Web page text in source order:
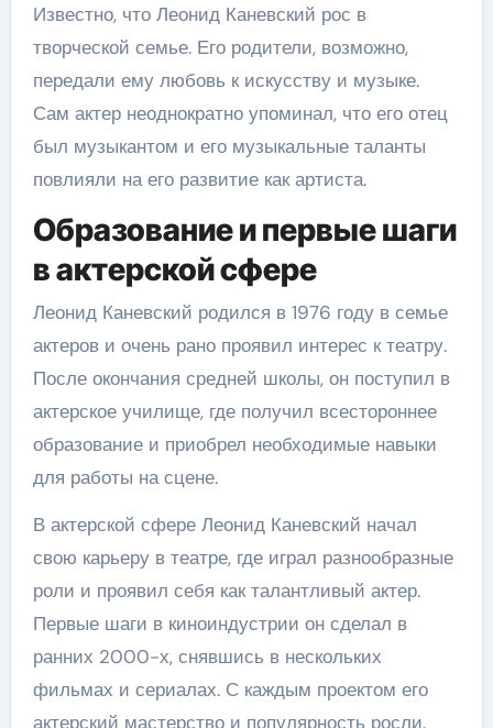
Известно, что Леонид Каневский рос в
творческой семье. Его родители, возможно,
передали ему любовь к искусству и музыке.
Сам актер неоднократно упоминал, что его отец
был музыкантом и его музыкальные таланты
повлияли на его развитие как артиста.
Образование и первые шаги
в актерской сфере
Леонид Каневский родился в 1976 году в семье
актеров и очень рано проявил интерес к театру.
После окончания средней школы, он поступил в
актерское училище, где получил всестороннее
образование и приобрел необходимые навыки
для работы на сцене.
В актерской сфере Леонид Каневский начал
свою карьеру в театре, где играл разнообразные
роли и проявил себя как талантливый актер.
Первые шаги в киноиндустрии он сделал в
ранних 2000-х, снявшись в нескольких
фильмах и сериалах. С каждым проектом его
актерский мастерство и популярность росли.